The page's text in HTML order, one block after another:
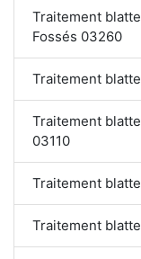
Traitement
Fossés 03260
Traitement
Traitement
03110
Traitement
Traitement